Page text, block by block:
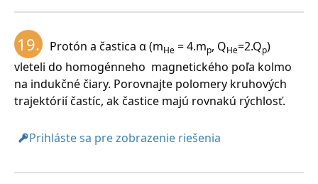
19. Protón a častica α (mHe = 4.mp, QHe=2.Qp)
vleteli do homogénneho magnetického poľa kolmo
na indukčné čiary. Porovnajte polomery kruhových
trajektórií častíc, ak častice majú rovnakú rýchlosť.
Prihláste sa pre zobrazenie riešenia